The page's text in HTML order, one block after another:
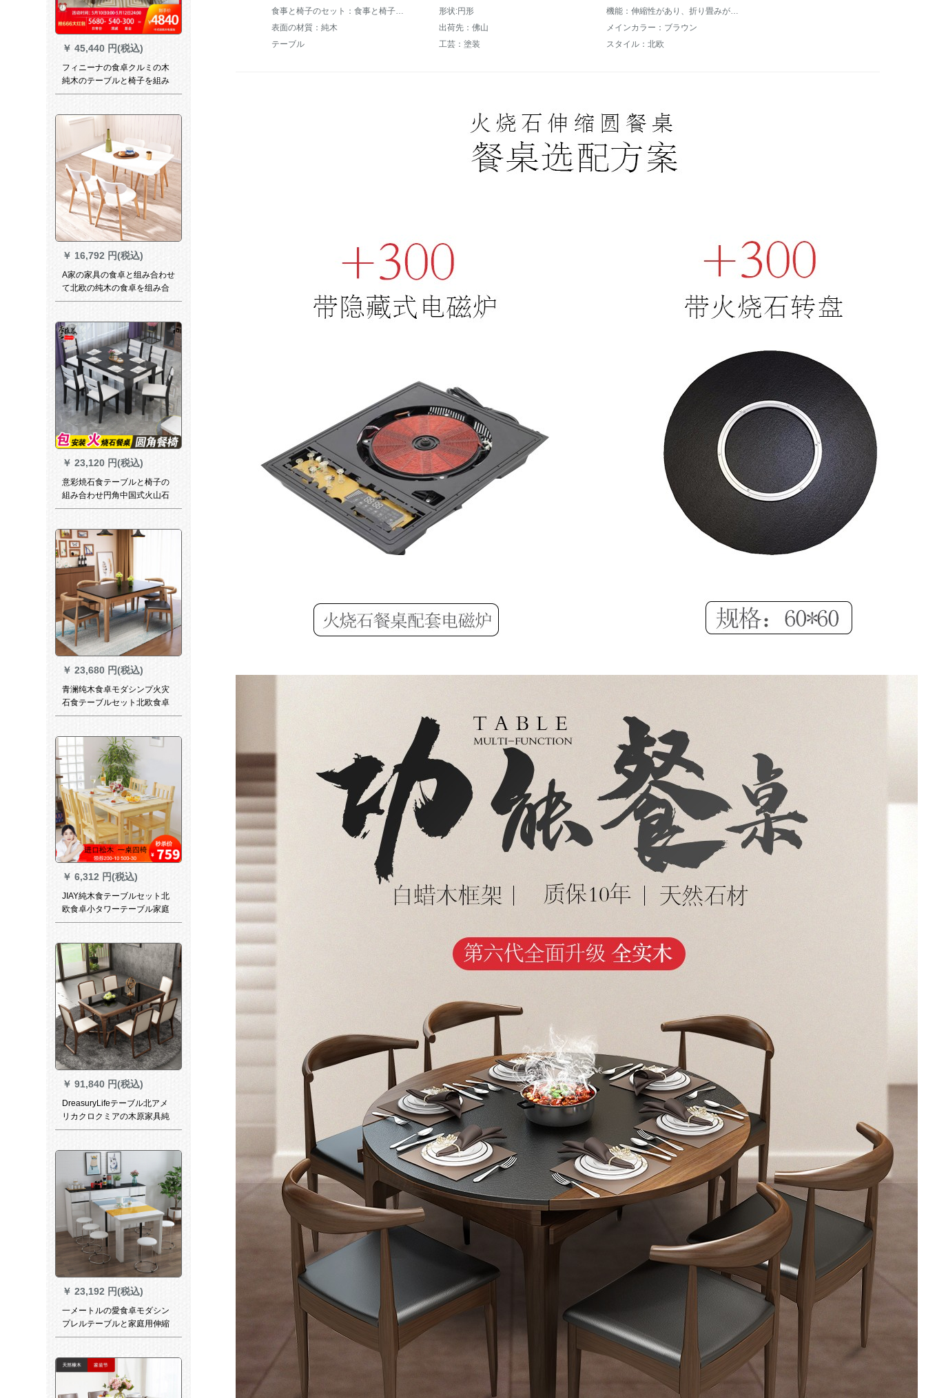
￥ 45,440 円(税込)
フィニーナの食卓クルミの木
純木のテーブルと椅子を組み
合わせた六椅子の四角い両用
ル一つ（1.38 m）
￥ 16,792 円(税込)
A家の家具の食卓と组み合わせ
て北欧の纯木の食卓を组み合
わせました。日本式テーブル
ルです。
￥ 23,120 円(税込)
意彩焼石食テーブルと椅子の
組み合わせ円角中国式火山石
長方形6人テーブル小taiアイデ
【Y 8円角硬座食事椅子】
【1.3メートル火焼石テーブ
ル】＋六椅子
￥ 23,680 円(税込)
青澜纯木食卓モダシンプ火灾
石食テーブルセット北欧食卓
ミニテーブル1.3 mテーブル四
￥ 6,312 円(税込)
JIAY純木食テーブルセット北
欧食卓小タワーテーブル家庭
用椅子長方形全純木テーブル
松木一テーブル4つのテーブル
松木清漆原木色【テーブル4つ
の椅子】
￥ 91,840 円(税込)
DreasuryLifeテーブル北アメ
リカクロクミアの木原家具純
木テーブル北欧テーブルセッ
ミの木1.43 mテーブル+椅子4
￥ 23,192 円(税込)
一メートルの愛食卓モダシン
プレルテーブルと家庭用伸縮
できるテーブル多機能テーブ
白】テーブル単体テーブル+1
つのサイドキャビネット（黒
を4つの畳み込みにしてベンチ
食事と椅子のセット：食事と椅子を持たない
形状:円形
機能：伸縮性があり、折り畳みができます。
表面の材質：純木
出荷先：佛山
メインカラー：ブラウン
テーブル
工芸：塗装 スタイル：北欧